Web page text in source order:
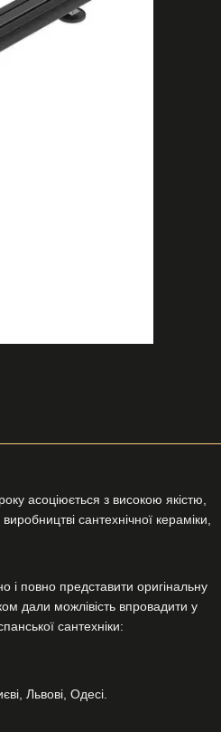
асоціюється з високою якістю,
сантехнічної кераміки,
і повно представити оригінальну
дали можлівість впровадити у
сантехніки:
Львові, Одесі.